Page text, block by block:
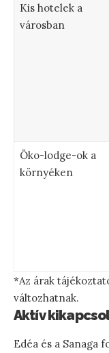
Kis hotelek a
városban
Öko-lodge-ok a
környéken
*Az árak
változhatnak.
Aktív
Edéa és a Sanaga